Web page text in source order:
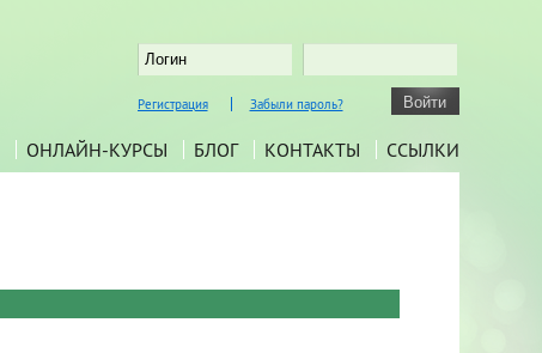
Регистрация Забыли пароль?
ОНЛАЙН-КУРСЫ БЛОГ КОНТАКТЫ ССЫЛКИ